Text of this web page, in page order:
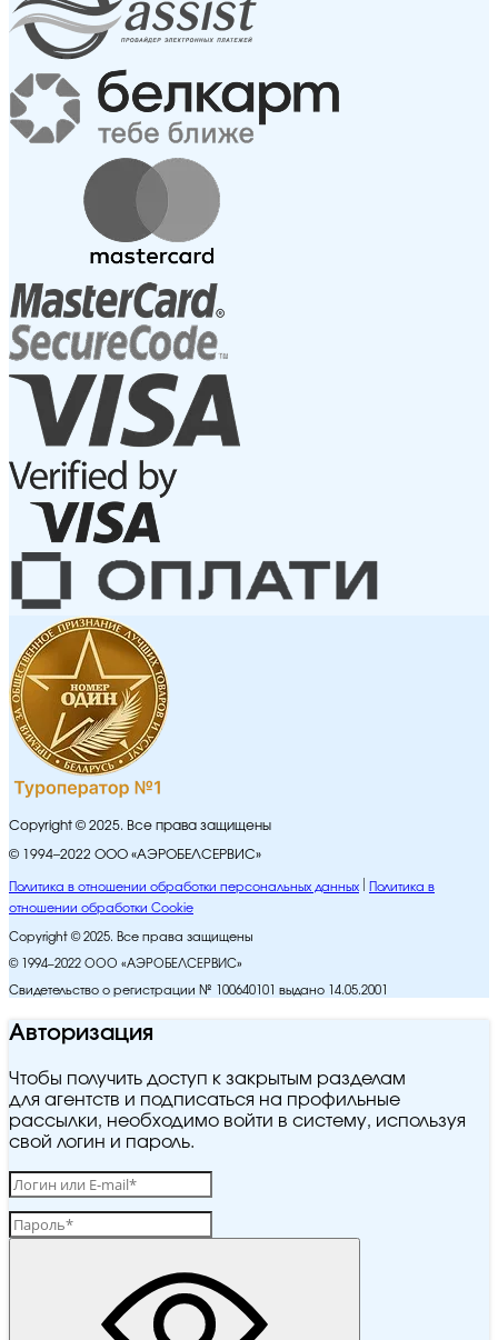
Copyright © 2025. Все права защищены
© 1994–2022 ООО «АЭРОБЕЛСЕРВИС»
Политика в отношении обработки персональных данных
Политика в
отношении обработки Cookie
Copyright © 2025. Все права защищены
© 1994–2022 ООО «АЭРОБЕЛСЕРВИС»
Свидетельство о регистрации № 100640101 выдано 14.05.2001
Авторизация
Чтобы получить доступ к закрытым разделам
для агентств и подписаться на профильные
рассылки, необходимо войти в систему, используя
свой логин и пароль.